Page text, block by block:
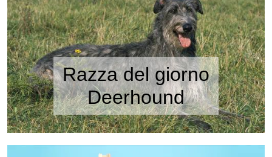
Razza del giorno
Deerhound